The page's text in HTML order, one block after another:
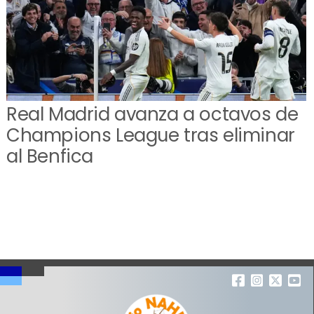
Real Madrid avanza a octavos de
Champions League tras eliminar
al Benfica